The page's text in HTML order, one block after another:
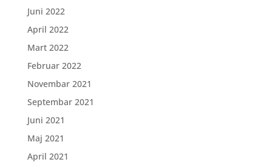
Juni 2022
April 2022
Mart 2022
Februar 2022
Novembar 2021
Septembar 2021
Juni 2021
Maj 2021
April 2021